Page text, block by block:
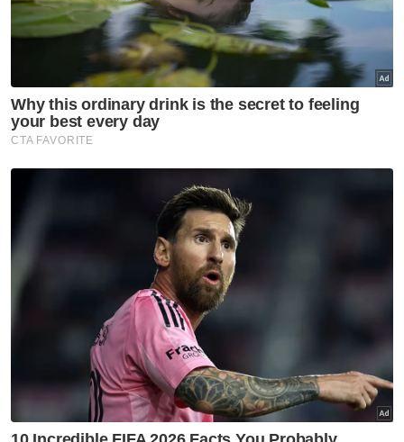
Pada 2 Julai 2014, Mahkamah Persekutuan
mengarahkan kes saman itu dikembalikan
kepada Mahkamah Tinggi di sini dan
diselesaikan melalui hujahan berkaitan isu
undang-undang tanpa perbicaraan penuh
mengikut Kaedah 14A Kaedah-kaedah
Dalam keputusan itu, panel lima hakim yang
diketuai Hakim Mahkamah Persekutuan Tan
Sri Abdull Hamid Embong berkata tiada
pertikaian fakta dalam kes itu yang
memerlukan mahkamah memanggil saksi-
saksi untuk memberi keterangan.
Mahkamah Persekutuan membuat
keputusan itu selepas menolak rayuan
Kerajaan Negeri Kelantan terhadap
keputusan Mahkamah Rayuan pada 26 April